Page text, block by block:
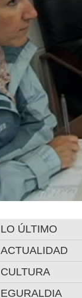
LO ÚLTIMO
ACTUALIDAD
CULTURA
EGURALDIA